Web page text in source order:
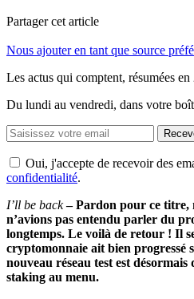
Partager cet article
Nous ajouter en tant que source
Les actus qui comptent, résumées en
Du lundi au vendredi, dans votre
Oui, j'accepte de recevoir des
confidentialité.
I’ll be back– Pardon pour ce titre,
n’avions pas entendu parler du
longtemps. Le voilà de retour ! Il
cryptomonnaie ait bien progressé
nouveau réseau test est
staking au menu.